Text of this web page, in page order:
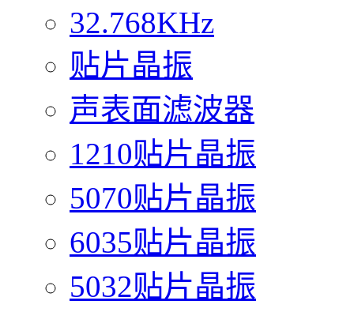
32.768KHz
贴片晶振
声表面滤波器
1210贴片晶振
5070贴片晶振
6035贴片晶振
5032贴片晶振